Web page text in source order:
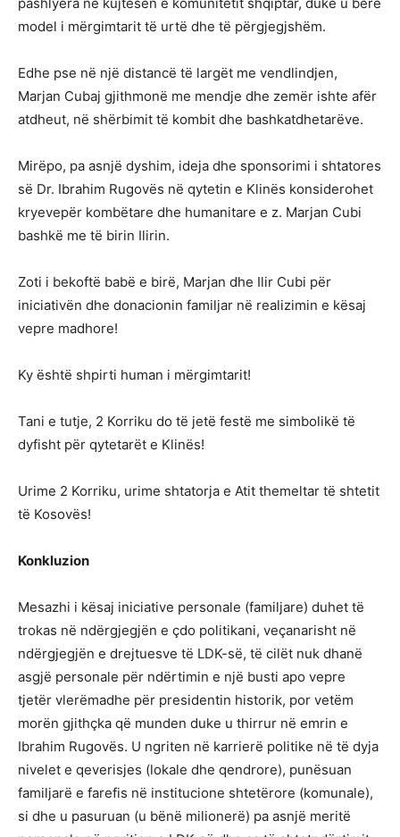
model i mërgimtarit të urtë dhe të përgjegjshëm.
Edhe pse në një distancë të largët me vendlindjen,
Marjan Cubaj gjithmonë me mendje dhe zemër ishte afër
atdheut, në shërbimit të kombit dhe bashkatdhetarëve.
Mirëpo, pa asnjë dyshim, ideja dhe sponsorimi i shtatores
së Dr. Ibrahim Rugovës në qytetin e Klinës konsiderohet
kryevepër kombëtare dhe humanitare e z. Marjan Cubi
bashkë me të birin Ilirin.
Zoti i bekoftë babë e birë, Marjan dhe Ilir Cubi për
iniciativën dhe donacionin familjar në realizimin e kësaj
vepre madhore!
Ky është shpirti human i mërgimtarit!
Tani e tutje, 2 Korriku do të jetë festë me simbolikë të
dyfisht për qytetarët e Klinës!
Urime 2 Korriku, urime shtatorja e Atit themeltar të shtetit
të Kosovës!
Konkluzion
Mesazhi i kësaj iniciative personale (familjare) duhet të
trokas në ndërgjegjën e çdo politikani, veçanarisht në
ndërgjegjën e drejtuesve të LDK-së, të cilët nuk dhanë
asgjë personale për ndërtimin e një busti apo vepre
tjetër vlerëmadhe për presidentin historik, por vetëm
morën gjithçka që munden duke u thirrur në emrin e
Ibrahim Rugovës. U ngriten në karrierë politike në të dyja
nivelet e qeverisjes (lokale dhe qendrore), punësuan
familjarë e farefis në institucione shtetërore (komunale),
si dhe u pasuruan (u bënë milionerë) pa asnjë meritë